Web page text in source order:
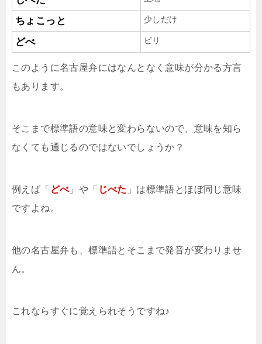
ちょこっと 少しだけ
どべ ビリ
このように名古屋弁にはなんとなく意味が分かる方言
もあります。
そこまで標準語の意味と変わらないので、意味を知ら
なくても通じるのではないでしょうか？
例えば「 どべ」や「 じべた 」は標準語とほぼ同じ意味
ですよね。
他の名古屋弁も、標準語とそこまで発音が変わりませ
ん。
これならすぐに覚えられそうですね♪